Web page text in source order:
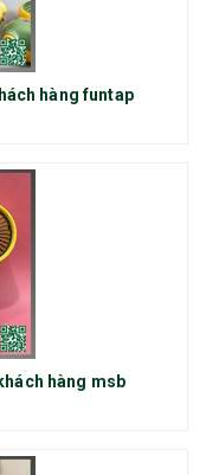
hàng funtap
hàng msb